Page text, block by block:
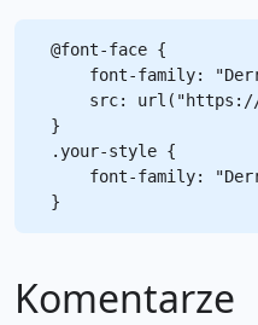
@font-face {
font-family:
src:
}
.your-style {
font-family:
Komentarze